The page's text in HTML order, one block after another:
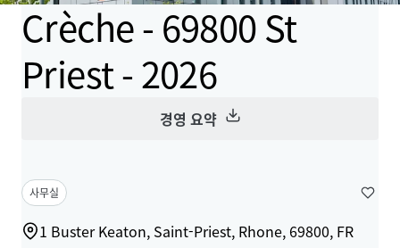
Crèche - 69800 St
Priest - 2026
경영 요약
사무실
1 Buster Keaton, Saint-Priest, Rhone, 69800, FR